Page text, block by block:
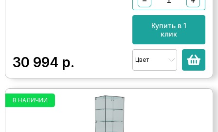
30 994 р.
Купить в 1
клик
Цвет
В НАЛИЧИИ